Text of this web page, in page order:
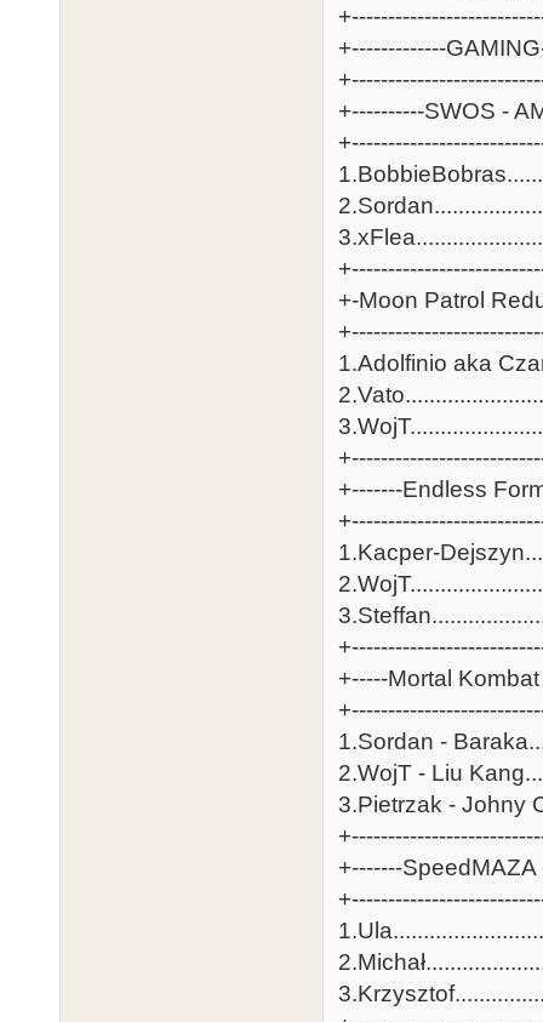
+-------------
+----------SWOS -
+-Moon Patrol
1.Adolfinio aka
+-------Endless
1.Kacper-
+-----Mortal
1.Sordan -
2.WojT - Liu
3.Pietrzak - Johny
+-------SpeedMAZA